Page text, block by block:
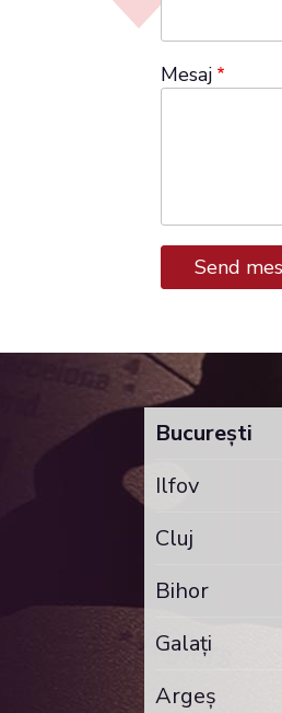
Mesaj
Bucureşti
Ilfov
Cluj
Bihor
Galaţi
Argeş